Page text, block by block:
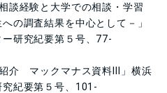
談経験と大学での相談・学習
の調査結果を中心として－」
研究紀要第５号、77-
紹介 マックマナス資料Ⅲ」横浜
紀要第５号、101-